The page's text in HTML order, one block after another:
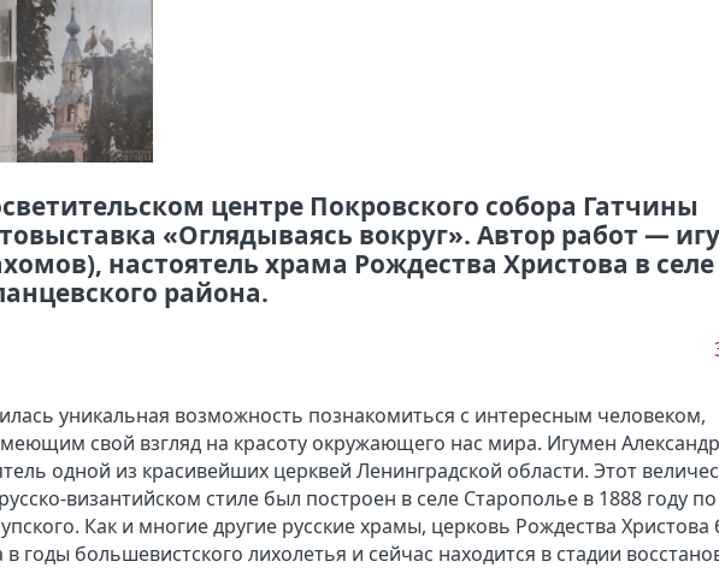
центре Покровского собора Гатчины
«Оглядываясь вокруг». Автор работ —
настоятель храма Рождества Христова в селе
района.
уникальная возможность познакомиться с интересным человеком,
свой взгляд на красоту окружающего нас мира. Игумен Александр
одной из красивейших церквей Ленинградской области. Этот
византийском стиле был построен в селе Старополье в 1888 году
Как и многие другие русские храмы, церковь Рождества Христова
годы большевистского лихолетья и сейчас находится в стадии